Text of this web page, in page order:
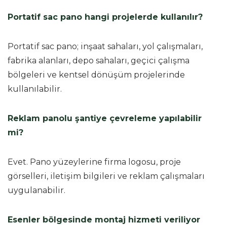
Portatif sac pano hangi projelerde kullanılır?
Portatif sac pano; inşaat sahaları, yol çalışmaları,
fabrika alanları, depo sahaları, geçici çalışma
bölgeleri ve kentsel dönüşüm projelerinde
kullanılabilir.
Reklam panolu şantiye çevreleme yapılabilir
mi?
Evet. Pano yüzeylerine firma logosu, proje
görselleri, iletişim bilgileri ve reklam çalışmaları
uygulanabilir.
Esenler bölgesinde montaj hizmeti veriliyor